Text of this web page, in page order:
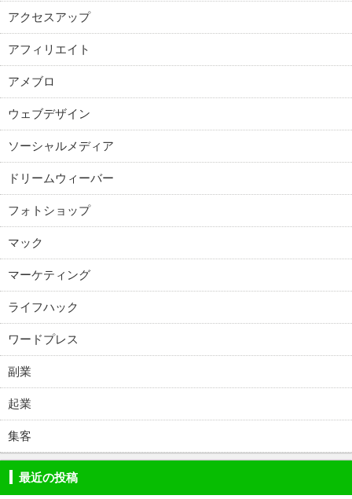
アクセスアップ
アフィリエイト
アメブロ
ウェブデザイン
ソーシャルメディア
ドリームウィーバー
フォトショップ
マック
マーケティング
ライフハック
ワードプレス
副業
起業
集客
最近の投稿